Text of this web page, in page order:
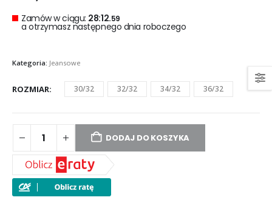
Zamów w ciągu: 28:12.59
a otrzymasz następnego dnia roboczego
Kategoria: Jeansowe
ROZMIAR 30/32 32/32 34/32 36/32
DODAJ DO KOSZYKA